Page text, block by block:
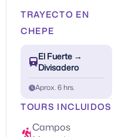
TRAYECTO EN
CHEPE
El Fuerte →
Divisadero
Aprox. 6 hrs.
TOURS INCLUIDOS
Campos